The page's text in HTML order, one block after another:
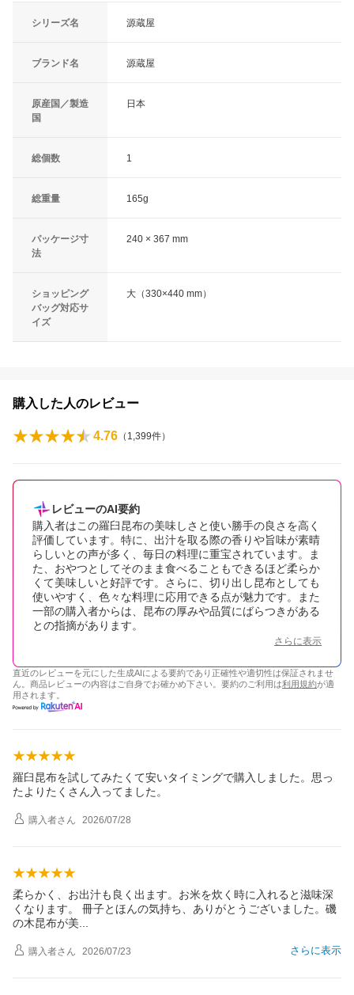
シリーズ名 源蔵屋
ブランド名 源蔵屋
原産国／製造
国
日本
総個数 1
総重量 165g
パッケージ寸
法
240 × 367 mm
ショッピング
バッグ対応サ
イズ
大（330×440 mm）
購入した人のレビュー
4.76 （ 1,399件）
レビューのAI要約
購入者はこの羅臼昆布の美味しさと使い勝手の良さを高く
評価しています。特に、出汁を取る際の香りや旨味が素晴
らしいとの声が多く、毎日の料理に重宝されています。ま
た、おやつとしてそのまま食べることもできるほど柔らか
くて美味しいと好評です。さらに、切り出し昆布としても
使いやすく、色々な料理に応用できる点が魅力です。また
一部の購入者からは、昆布の厚みや品質にばらつきがある
との指摘があります。
さらに表示
直近のレビューを元にした生成AIによる要約であり正確性や適切性は保証されませ
ん。商品レビューの内容はご自身でお確かめ下さい。要約のご利用は利用規約が適
用されます。
羅臼昆布を試してみたくて安いタイミングで購入しました。思っ
たよりたくさん入ってました。
購入者さん 2026/07/28
柔らかく、お出汁も良く出ます。お米を炊く時に入れると滋味深
くなります。 冊子とほんの気持ち、ありがとうございました。磯
の木昆布が美
さらに表示
購入者さん 2026/07/23